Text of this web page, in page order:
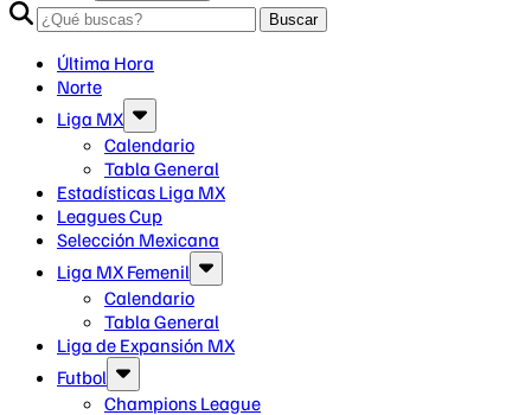
Buscar
Última Hora
Norte
Liga MX
Calendario
Tabla General
Estadísticas Liga MX
Leagues Cup
Selección Mexicana
Liga MX Femenil
Calendario
Tabla General
Liga de Expansión MX
Futbol
Champions League